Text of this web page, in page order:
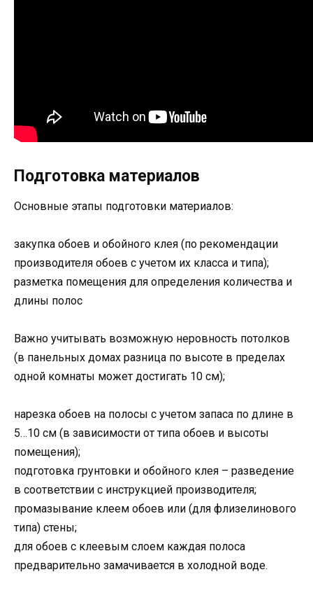
Подготовка материалов
Основные этапы подготовки материалов:
закупка обоев и обойного клея (по рекомендации
производителя обоев с учетом их класса и типа);
разметка помещения для определения количества и
длины полос
Важно учитывать возможную неровность потолков
(в панельных домах разница по высоте в пределах
одной комнаты может достигать 10 см);
нарезка обоев на полосы с учетом запаса по длине в
5…10 см (в зависимости от типа обоев и высоты
помещения);
подготовка грунтовки и обойного клея – разведение
в соответствии с инструкцией производителя;
промазывание клеем обоев или (для флизелинового
типа) стены;
для обоев с клеевым слоем каждая полоса
предварительно замачивается в холодной воде.